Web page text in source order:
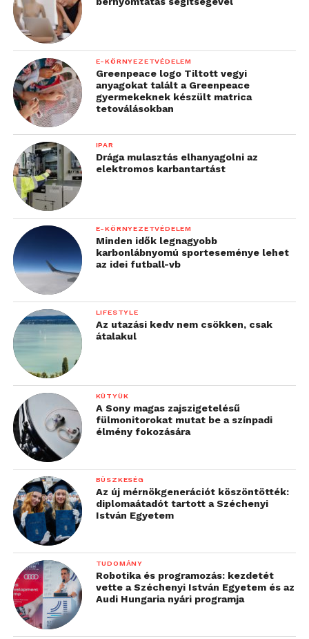
E-KÖRNYEZETVÉDELEM
Greenpeace logo Tiltott vegyi
anyagokat talált a Greenpeace
gyermekeknek készült matrica
tetoválásokban
IPAR
Drága mulasztás elhanyagolni az
elektromos karbantartást
E-KÖRNYEZETVÉDELEM
Minden idők legnagyobb
karbonlábnyomú sporteseménye lehet
az idei futball-vb
LIFESTYLE
Az utazási kedv nem csökken, csak
átalakul
KÜTYÜK
A Sony magas zajszigetelésű
fülmonitorokat mutat be a színpadi
élmény fokozására
BÜSZKESÉG
Az új mérnökgenerációt köszöntötték:
diplomaátadót tartott a Széchenyi
István Egyetem
TUDOMÁNY
Robotika és programozás: kezdetét
vette a Széchenyi István Egyetem és az
Audi Hungaria nyári programja